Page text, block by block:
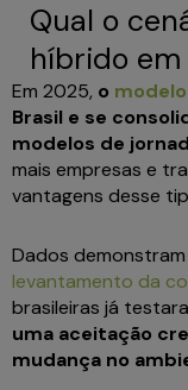
Qual o
híbrido
Em 2025, o
Brasil e se
modelos de
mais empresas e
vantagens desse
Dados
levantamento da
brasileiras já
uma aceitação
mudança no